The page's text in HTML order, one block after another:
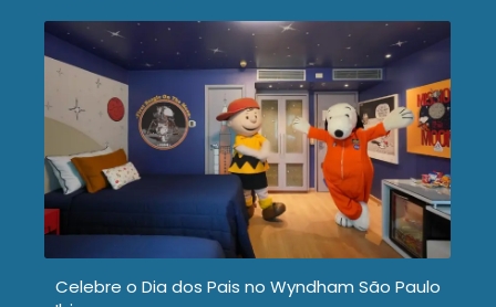
Celebre o Dia dos Pais no Wyndham São Paulo